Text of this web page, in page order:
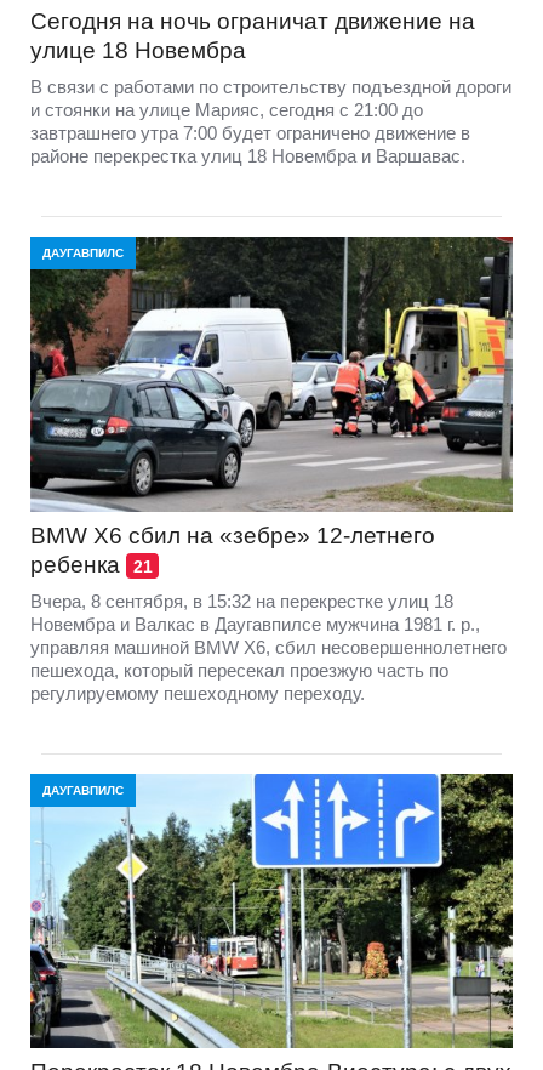
Сегодня на ночь ограничат движение на
улице 18 Новембра
В связи с работами по строительству подъездной дороги
и стоянки на улице Марияс, сегодня с 21:00 до
завтрашнего утра 7:00 будет ограничено движение в
районе перекрестка улиц 18 Новембра и Варшавас.
ДАУГАВПИЛС
BMW X6 сбил на «зебре» 12-летнего
ребенка
21
Вчера, 8 сентября, в 15:32 на перекрестке улиц 18
Новембра и Валкас в Даугавпилсе мужчина 1981 г. р.,
управляя машиной BMW X6, сбил несовершеннолетнего
пешехода, который пересекал проезжую часть по
регулируемому пешеходному переходу.
ДАУГАВПИЛС